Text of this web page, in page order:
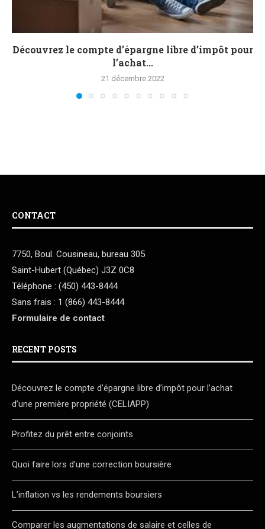
Découvrez le compte d’épargne libre d’impôt pour
l’achat...
21 décembre 2022
CONTACT
7750, Boul. Cousineau, bureau 305
Saint-Hubert (Québec) J3Z 0C8
Téléphone : (450) 443-8444
Sans frais : 1 (866) 443-8444
Formulaire de contact
RECENT POSTS
Découvrez le compte d’épargne libre d’impôt pour l’achat
d’une première propriété (CELIAPP)
Profitez du prêt entre conjoints
Quoi faire lors d’une correction boursière
L’inflation vs les rendements boursiers
Comparer les augmentations de salaire et celles de